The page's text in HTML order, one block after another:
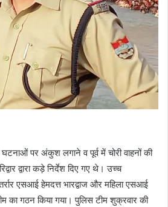
घटनाओं पर अंकुश लगाने व पूर्व में चोरी वाहनों की
द्वारा कड़े निर्देश दिए गए थे। उच्च
एसआई हेमदत्त भारद्वाज और महिला एसआई
का गठन किया गया। पुलिस टीम शुक्रवार की